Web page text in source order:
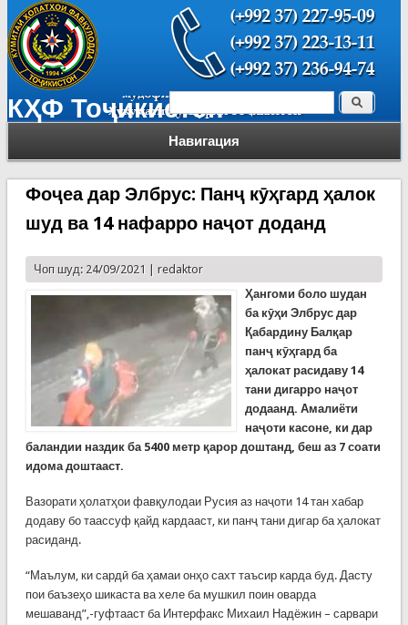
КҲФ Тоҷикистон
Навигация
Форма поиска Поиск
Фоҷеа дар Элбрус: Панҷ кӯҳгард ҳалок
шуд ва 14 нафарро наҷот доданд
Чоп шуд: 24/09/2021 | redaktor
Ҳангоми боло шудан
ба кӯҳи Элбрус дар
Қабардину Балқар
панҷ кӯҳгард ба
ҳалокат расидаву 14
тани дигарро наҷот
додаанд. Амалиёти
наҷоти касоне, ки дар
баландии наздик ба 5400 метр қарор доштанд, беш аз 7 соати
идома доштааст.
Вазорати ҳолатҳои фавқулодаи Русия аз наҷоти 14 тан хабар
додаву бо таассуф қайд кардааст, ки панҷ тани дигар ба ҳалокат
расиданд.
“Маълум, ки сардӣ ба ҳамаи онҳо сахт таъсир карда буд. Дасту
пои баъзеҳо шикаста ва хеле ба мушкил поин оварда
мешаванд”,-гуфтааст ба Интерфакс Михаил Надёжин – сарвари